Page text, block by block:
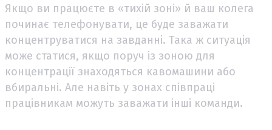
Якщо ви працюєте в «тихій зоні» й ваш колега
починає телефонувати, це буде заважати
концентруватися на завданні. Така ж ситуація
може статися, якщо поруч із зоною для
концентрації знаходяться кавомашини або
вбиральні. Але навіть у зонах співпраці
працівникам можуть заважати інші команди.